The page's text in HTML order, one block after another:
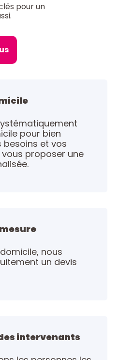
pour un
pour bien
et vos
proposer une
nous
un devis
intervenants